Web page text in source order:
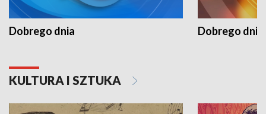
Dobrego dnia Dobrego dnia
KULTURA I SZTUKA